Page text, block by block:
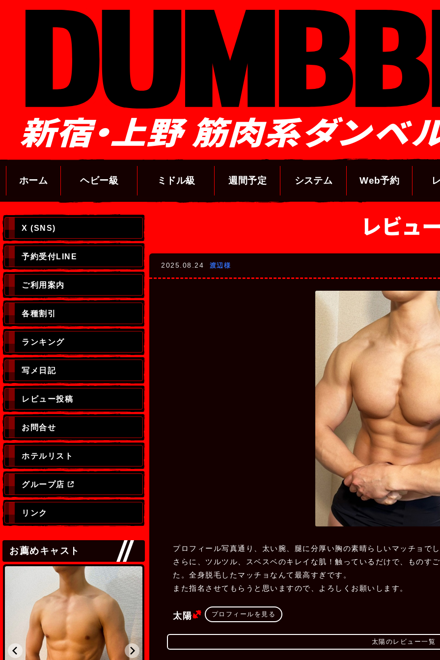
新宿・上野 筋肉系ダンベ
ホーム ヘビー級 ミドル級 週間予定 システム Web予約
レビュ
2025.08.24 渡辺様
プロフィール写真通り、太い腕、腿に分厚い胸の素晴らしいマッチョで
さらに、ツルツル、スベスベのキレイな肌！触っているだけで、ものす
た。全身脱毛したマッチョなんて最高すぎです。
また指名させてもらうと思いますので、よろしくお願いします。
太陽 (ヘビー級)
プロフィールを見る
太陽のレビュー一覧
X (SNS)
予約受付LINE
ご利用案内
各種割引
ランキング
写メ日記
レビュー投稿
お問合せ
ホテルリスト
グループ店
リンク
お薦めキャスト